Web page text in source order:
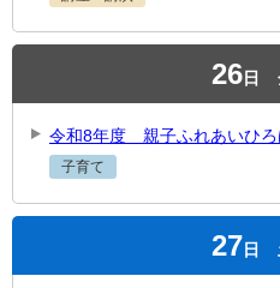
26日
令和8年度 親子ふれあいひろ
子育て
27 日